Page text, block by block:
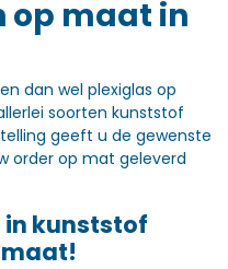
op maat in
dan wel plexiglas op
soorten kunststof
geeft u de gewenste
order op mat geleverd
in kunststof